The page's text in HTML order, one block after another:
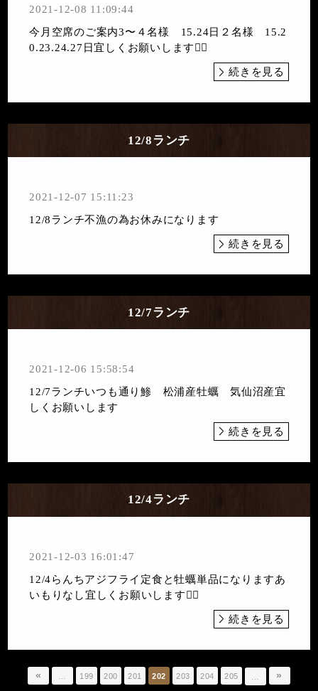
2021-12-08 11:09:44
今月空席のご案内3〜４名様 15.24日２名様 15.2
0.23.24.27日宜しくお願いします🙇‍♀️
続きを見る
12/8ランチ
2021-12-07 15:11:23
12/8ランチ不漁の為お休みになります
続きを見る
12/7ランチ
2021-12-06 15:58:54
12/7ランチいつも通り鯵 松浦産牡蠣 気仙沼産宜
しくお願いします
続きを見る
12/4ランチ
2021-12-03 16:01:47
12/4らんちアジフライ定食と牡蠣単品になりますあ
いもりなし宜しくお願いします🙇‍♀️
続きを見る
« 199 200 201 202 203 204 205 »